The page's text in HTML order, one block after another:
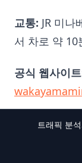
교통: JR 미나
서 차로 약 10
공식 웹사이
그랜드
축제 & 이
일본
트래픽 분